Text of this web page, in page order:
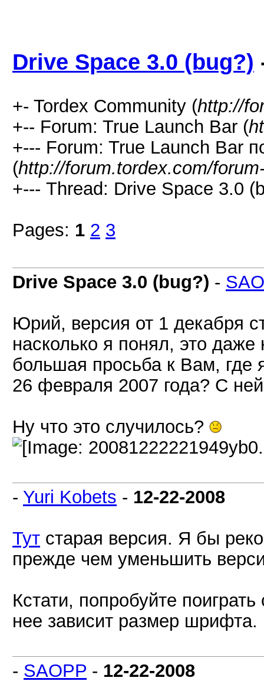
Drive Space 3.0 (bug?)
+- Tordex Community (http://
+-- Forum: True Launch Bar (
+--- Forum: True Launch Bar
(http://forum.tordex.com/
+--- Thread: Drive Space 3.0
Pages: 1 2 3
Drive Space 3.0 (bug?) -
Юрий, версия от 1 декабря
насколько я понял, это даже
большая просьба к Вам, где
26 февраля 2007 года? С
Ну что это случилось?
- Yuri Kobets - 12-22-2008
Тут старая версия. Я бы
прежде чем уменьшить
Кстати, попробуйте
нее зависит размер шрифта.
- SAOPP - 12-22-2008